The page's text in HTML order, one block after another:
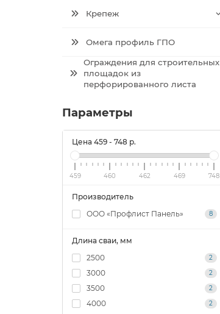
Крепеж
Омега профиль ГПО
Ограждения для строительных
площадок из
перфорированного листа
Параметры
Цена 459 - 748 р.
459 460 462 469 748
Производитель
ООО «Профлист Панель»
8
Длина сваи, мм
2500
2
3000 2
3500 2
4000 2